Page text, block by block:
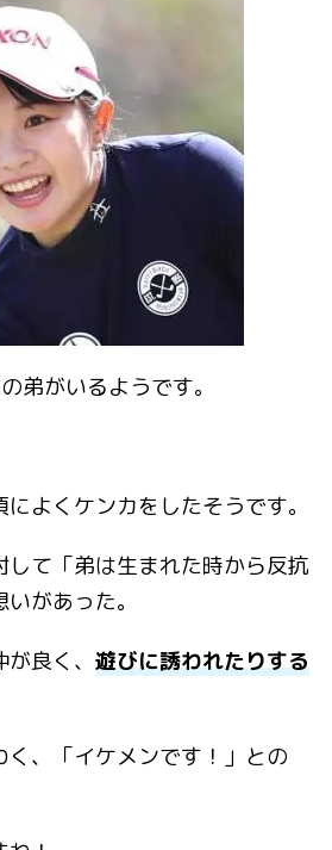
弟がいるようです。
よくケンカをしたそうです。
して「弟は生まれた時から反抗
があった。
良く、 遊びに誘われたりする
く、「イケメンです！」との